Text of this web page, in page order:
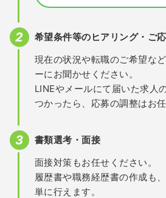
希望条件等のヒアリング・ご
現在の状況や転職のご希望な
ーにお聞かせください。
LINEやメールにて届いた求人
つかったら、応募の調整はお任
書類選考・面接
面接対策もお任せください。
履歴書や職務経歴書の作成も
単に行えます。